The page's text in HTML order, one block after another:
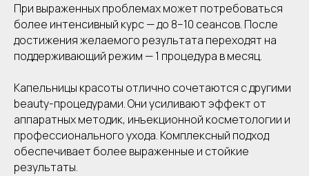
При выраженных проблемах может потребоваться
более интенсивный курс — до 8–10 сеансов. После
достижения желаемого результата переходят на
поддерживающий режим — 1 процедура в месяц.
Капельницы красоты отлично сочетаются с другими
beauty-процедурами. Они усиливают эффект от
аппаратных методик, инъекционной косметологии и
профессионального ухода. Комплексный подход
обеспечивает более выраженные и стойкие
результаты.